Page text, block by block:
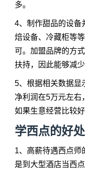
多。
4、制作甜品的设备
焙设备、冷藏柜等
可。加盟品牌的方
扶持，因此能够减少
5、根据相关数据显
净利润在5万元左右
如果生意经营比较
学西点的好
1、高薪待遇西点师
是到大型酒店当西